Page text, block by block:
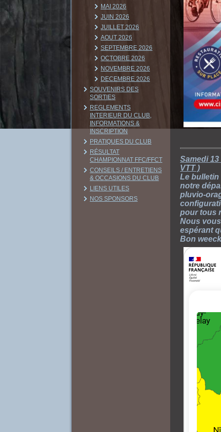
MAI 2026
JUIN 2026
JUILLET 2026
AOUT 2026
SEPTEMBRE 2026
OCTOBRE 2026
NOVEMBRE 2026
DECEMBRE 2026
SOUVENIRS DES
SORTIES
REGLEMENTS
INTERIEUR DU CLUB,
INFORMATIONS &
INSCRIPTION
PRATIQUES DU CLUB
RÉSULTAT
CHAMPIONNAT FFC/FFCT
CONSEILS / ENTRETIENS
& OCCASIONS DU CLUB
LIENS UTILES
NOS SPONSORS
Samedi
VTT )
Le bulletin
notre
pluvio-
pour tous
Nous
espérant
Bon